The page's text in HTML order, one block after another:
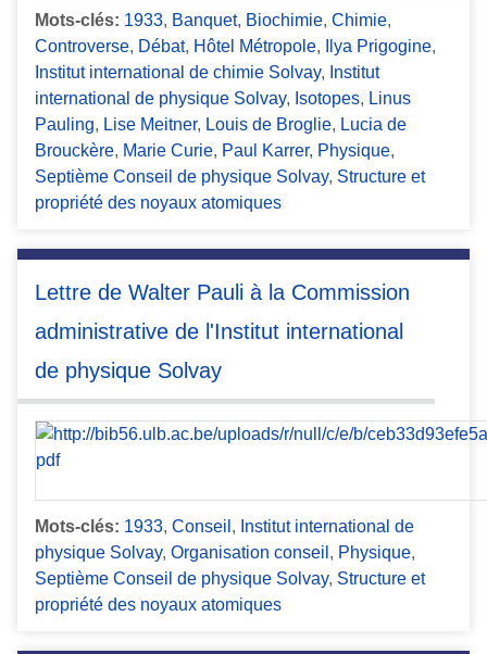
Mots-clés: 1933, Banquet, Biochimie, Chimie,
Controverse, Débat, Hôtel Métropole, Ilya Prigogine,
Institut international de chimie Solvay, Institut
international de physique Solvay, Isotopes, Linus
Pauling, Lise Meitner, Louis de Broglie, Lucia de
Brouckère, Marie Curie, Paul Karrer, Physique,
Septième Conseil de physique Solvay, Structure et
propriété des noyaux atomiques
Lettre de Walter Pauli à la Commission
administrative de l'Institut international
de physique Solvay
Mots-clés: 1933, Conseil , Institut international de
physique Solvay, Organisation conseil , Physique,
Septième Conseil de physique Solvay, Structure et
propriété des noyaux atomiques